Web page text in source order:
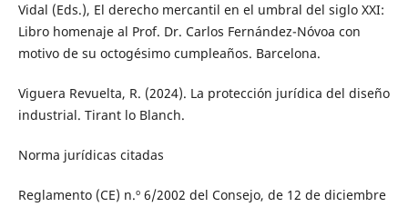
Vidal (Eds.), El derecho mercantil en el umbral del siglo XXI:
Libro homenaje al Prof. Dr. Carlos Fernández-Nóvoa con
motivo de su octogésimo cumpleaños. Barcelona.
Viguera Revuelta, R. (2024). La protección jurídica del diseño
industrial. Tirant lo Blanch.
Norma jurídicas citadas
Reglamento (CE) n.º 6/2002 del Consejo, de 12 de diciembre